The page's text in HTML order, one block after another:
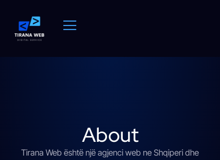
About
Tirana Web është një agjenci web ne Shqiperi dhe